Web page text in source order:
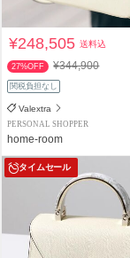
¥248,505送料込
27%OFF ¥344,900
関税負担なし
Valextra
PERSONAL SHOPPER
home-room
タイムセール